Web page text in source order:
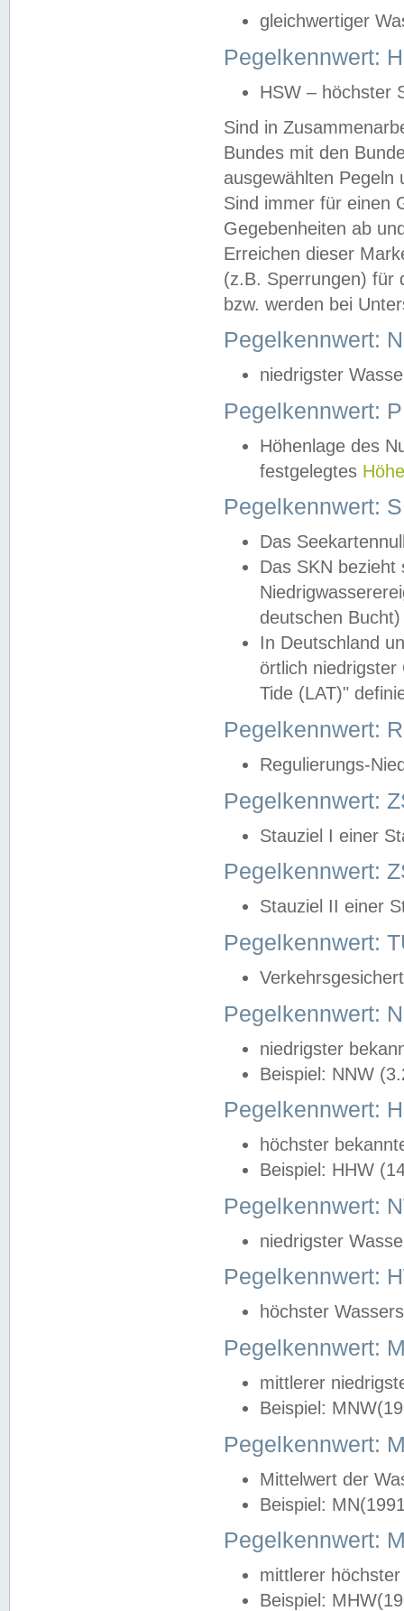
gleichwertiger
Pegelkennwert:
HSW – höchster
Sind in
Bundes mit den
ausgewählten
Sind immer für einen
Gegebenheiten ab
Erreichen dieser
(z.B. Sperrungen) für
bzw. werden bei
Pegelkennwert:
niedrigster
Pegelkennwert:
Höhenlage des
festgelegtes
Pegelkennwert:
Das
Das SKN
deutschen
In Deutschland
örtlich
Tide (LAT)"
Pegelkennwert:
Regulierungs-
Pegelkennwert:
Stauziel I einer
Pegelkennwert:
Stauziel II einer
Pegelkennwert:
Pegelkennwert:
niedrigster
Beispiel: NNW
Pegelkennwert:
höchster
Beispiel: HHW
Pegelkennwert:
niedrigster
Pegelkennwert:
höchster
Pegelkennwert:
mittlerer
Beispiel:
Pegelkennwert:
Mittelwert der
Beispiel:
Pegelkennwert:
mittlerer
Beispiel: